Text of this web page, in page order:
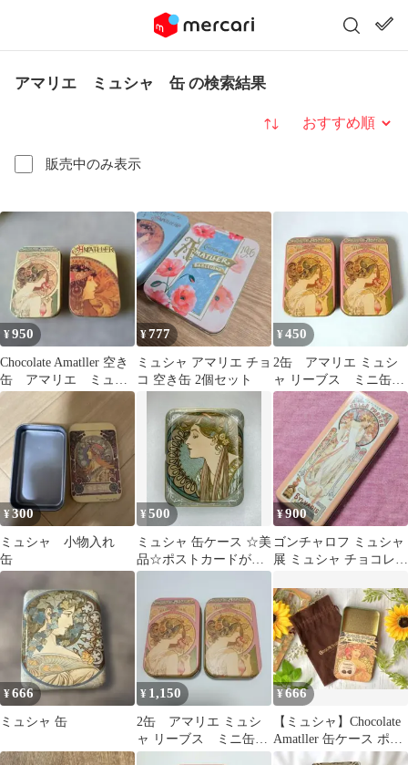
アマリエ ミュシャ 缶 の検索結果
販売中のみ表示
並び替え
¥950
Chocolate Amatller 空き
缶 アマリエ ミュシ
ャ 2個セット
¥777
ミュシャ アマリエ チョ
コ 空き缶 2個セット
¥450
2缶 アマリエ ミュシ
ャ リーブス ミニ缶
小物入れ 2個セット
チョコレート缶
¥300
ミュシャ 小物入れ
缶
¥500
ミュシャ 缶ケース ☆美
品☆ポストカードが付
きました◎
¥900
ゴンチャロフ ミュシャ
展 ミュシャ チョコレー
ス・ミュシャ
¥666
ミュシャ 缶
¥ 1,150
2缶 アマリエ ミュシ
ャ リーブス ミニ缶
小物入れ 2個セット
¥666
【ミュシャ】Chocolate
Amatller 缶ケース ポー
チ付き